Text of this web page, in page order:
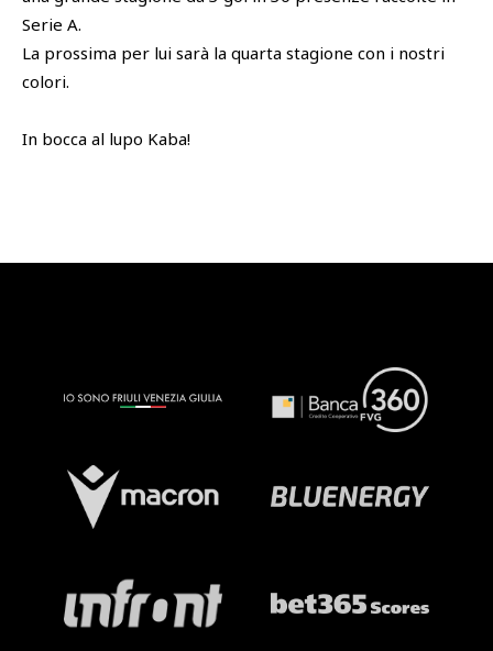
Serie A.
La prossima per lui sarà la quarta stagione con i nostri
colori.
In bocca al lupo Kaba!